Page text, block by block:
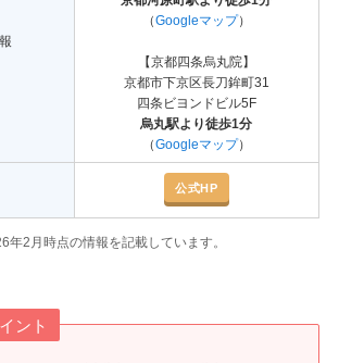
（Googleマップ）
【京都四条烏丸院】
京都市下京区長刀鉾町31
四条ビヨンドビル5F
烏丸駅より徒歩1分
（Googleマップ）
公式HP
年2月時点の情報を記載しています。
ント